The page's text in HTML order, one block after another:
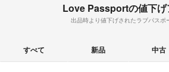
Love Passportの値下げ
出品時より値下げされたラブパスポ
すべて 新品 中古